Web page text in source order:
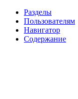
Разделы
Пользователям
Навигатор
Содержание